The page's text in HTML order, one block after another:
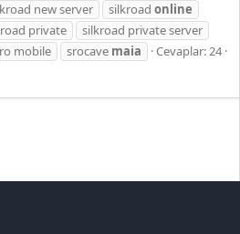
new server silkroad online
private
silkroad private server
mobile srocave maia
Cevaplar: 24